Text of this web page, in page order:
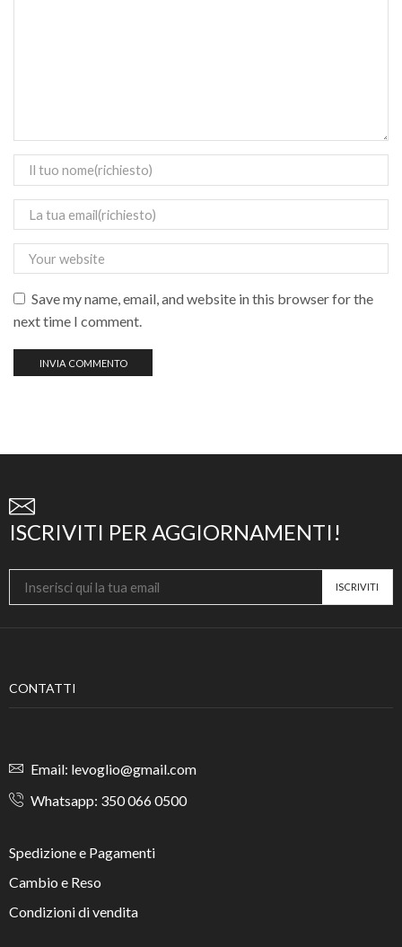
Save my name, email, and website in this browser for the
next time I comment.
ISCRIVITI PER AGGIORNAMENTI!
CONTATTI
Email: levoglio@gmail.com
Whatsapp: 350 066 0500
Spedizione e Pagamenti
Cambio e Reso
Condizioni di vendita